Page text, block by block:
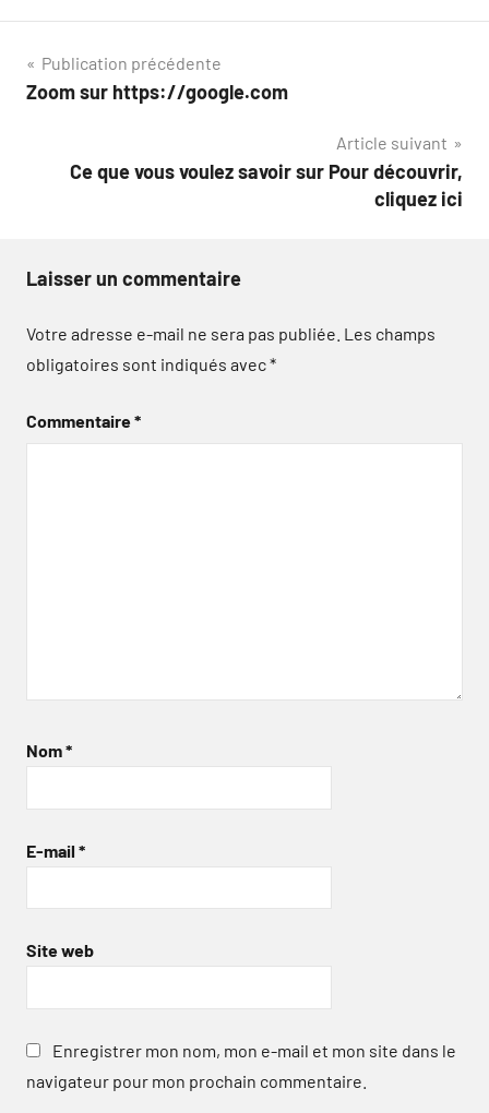
Navigation
de
Publication précédente
Zoom sur https://google.com
Article suivant
Ce que vous voulez savoir sur Pour découvrir,
cliquez ici
Laisser un commentaire
Votre adresse e-mail ne sera pas publiée. Les champs
obligatoires sont indiqués avec*
Commentaire*
Nom*
E-mail *
Site web
Enregistrer mon nom, mon e-mail et mon site dans le
navigateur pour mon prochain commentaire.